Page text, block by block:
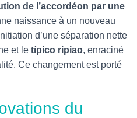
de l’accordéon par une
naissance à un nouveau
d’une séparation nette
et le típico ripiao, enraciné
Ce changement est porté
du